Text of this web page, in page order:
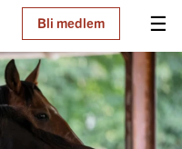
☰
Bli medlem